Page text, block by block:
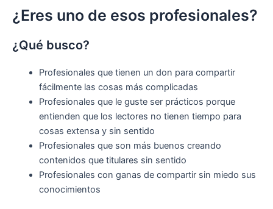
¿Eres uno de esos profesionales?
¿Qué busco?
Profesionales que tienen un don para compartir
fácilmente las cosas más complicadas
Profesionales que le guste ser prácticos porque
entienden que los lectores no tienen tiempo para
cosas extensa y sin sentido
Profesionales que son más buenos creando
contenidos que titulares sin sentido
Profesionales con ganas de compartir sin miedo sus
conocimientos